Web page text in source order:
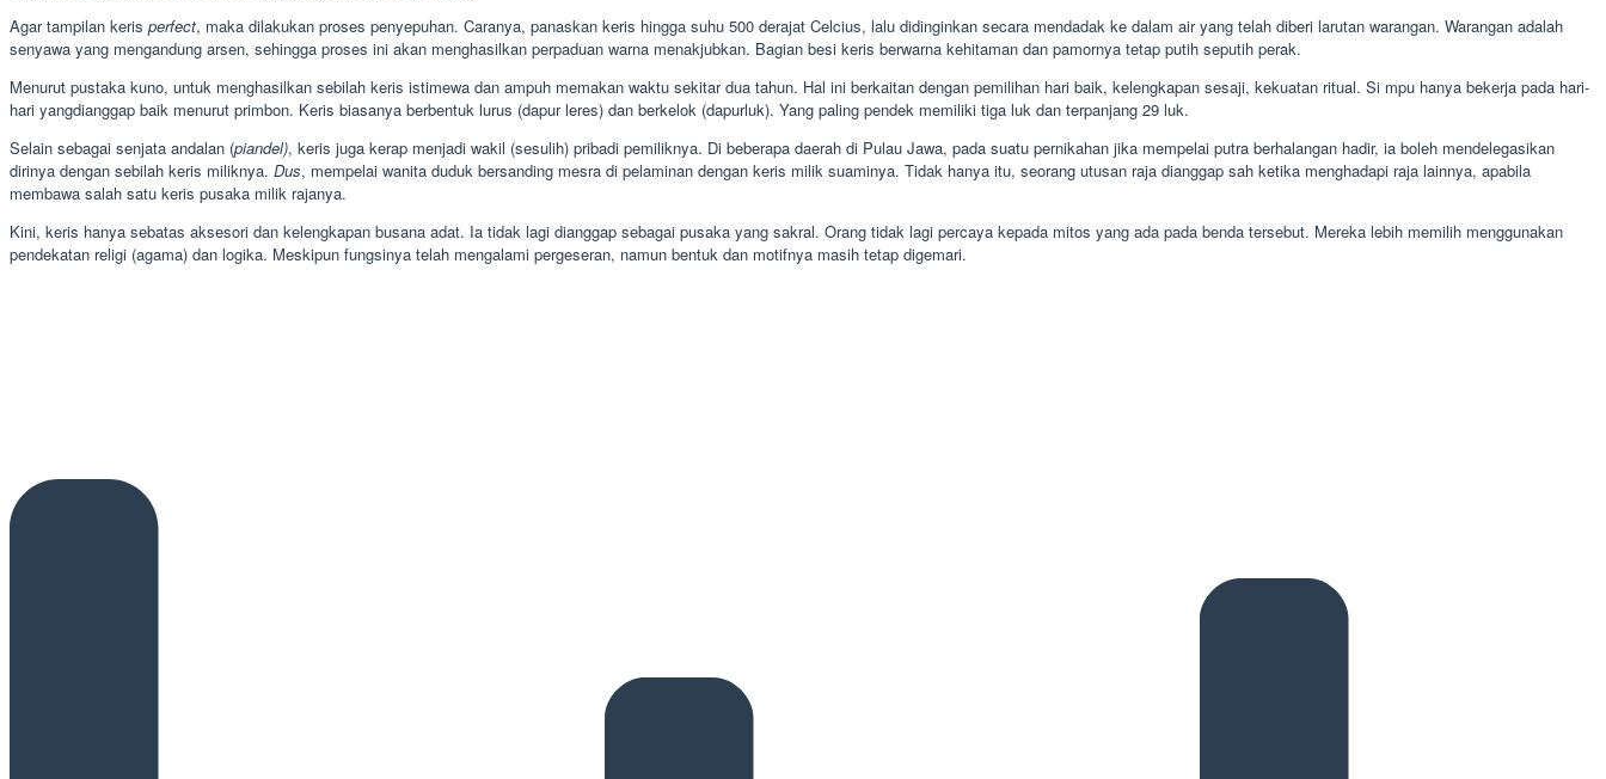
Agar tampilan keris perfect, maka dilakukan proses penyepuhan. Caranya, panaskan keris hingga suhu 500 derajat Celcius, lalu didinginkan secara mendadak ke dalam air yang telah diberi larutan warangan. Warangan adalah
senyawa yang mengandung arsen, sehingga proses ini akan menghasilkan perpaduan warna menakjubkan. Bagian besi keris berwarna kehitaman dan pamornya tetap putih seputih perak.
Menurut pustaka kuno, untuk menghasilkan sebilah keris istimewa dan ampuh memakan waktu sekitar dua tahun. Hal ini berkaitan dengan pemilihan hari baik, kelengkapan sesaji, kekuatan ritual. Si mpu hanya bekerja pada hari-
hari yangdianggap baik menurut primbon. Keris biasanya berbentuk lurus (dapur leres) dan berkelok (dapurluk). Yang paling pendek memiliki tiga luk dan terpanjang 29 luk.
Selain sebagai senjata andalan (piandel), keris juga kerap menjadi wakil (sesulih) pribadi pemiliknya. Di beberapa daerah di Pulau Jawa, pada suatu pernikahan jika mempelai putra berhalangan hadir, ia boleh mendelegasikan
dirinya dengan sebilah keris miliknya. Dus, mempelai wanita duduk bersanding mesra di pelaminan dengan keris milik suaminya. Tidak hanya itu, seorang utusan raja dianggap sah ketika menghadapi raja lainnya, apabila
membawa salah satu keris pusaka milik rajanya.
Kini, keris hanya sebatas aksesori dan kelengkapan busana adat. Ia tidak lagi dianggap sebagai pusaka yang sakral. Orang tidak lagi percaya kepada mitos yang ada pada benda tersebut. Mereka lebih memilih menggunakan
pendekatan religi (agama) dan logika. Meskipun fungsinya telah mengalami pergeseran, namun bentuk dan motifnya masih tetap digemari.